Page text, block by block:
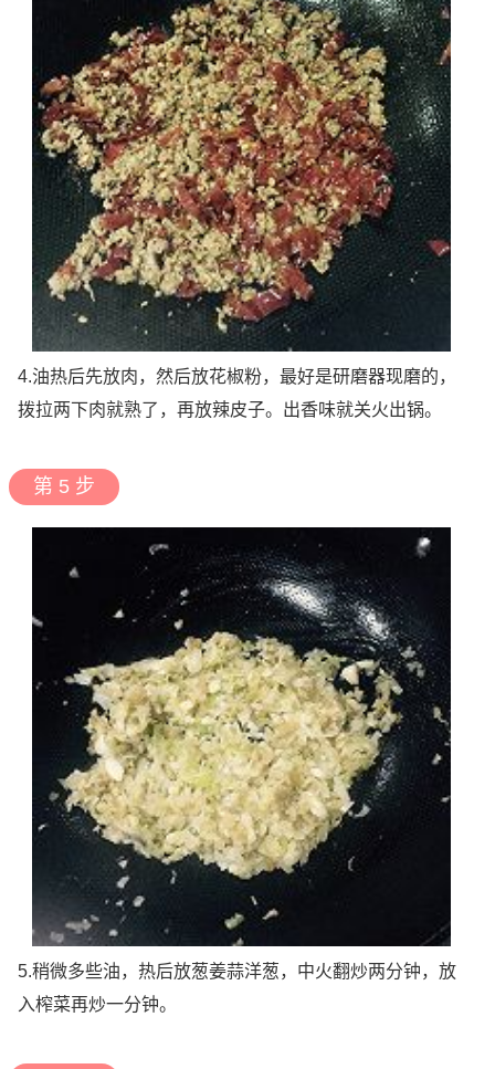
4.油热后先放肉，然后放花椒粉，最好是研磨器现磨的，
拨拉两下肉就熟了，再放辣皮子。出香味就关火出锅。
第 5 步
5.稍微多些油，热后放葱姜蒜洋葱，中火翻炒两分钟，放
入榨菜再炒一分钟。